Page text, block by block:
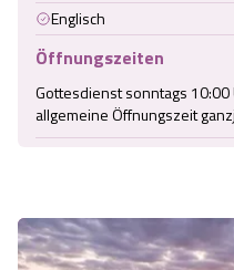
Englisch
Öffnungszeiten
Gottesdienst sonntags 10:00
allgemeine Öffnungszeit